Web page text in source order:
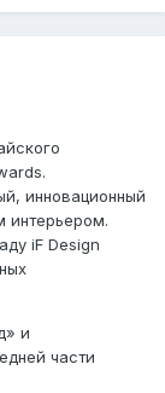
инновационный
интерьером.
iF Design
и
части